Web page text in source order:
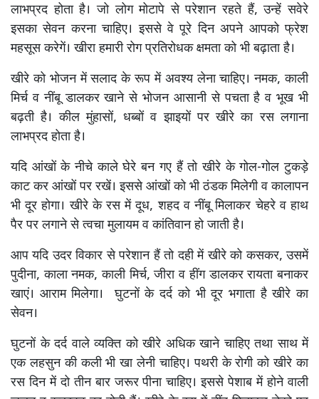
लाभप्रद होता है। जो लोग मोटापे से परेशान रहते हैं, उन्हें सवेरे
इसका सेवन करना चाहिए। इससे वे पूरे दिन अपने आपको फ्रेश
महसूस करेगें। खीरा हमारी रोग प्रतिरोधक क्षमता को भी बढ़ाता है।
खीरे को भोजन में सलाद के रूप में अवश्य लेना चाहिए। नमक, काली
मिर्च व नींबू डालकर खाने से भोजन आसानी से पचता है व भूख भी
बढ़ती है। कील मुंहासों, धब्बों व झाइयों पर खीरे का रस लगाना
लाभप्रद होता है।
यदि आंखों के नीचे काले घेरे बन गए हैं तो खीरे के गोल-गोल टुकड़े
काट कर आंखों पर रखें। इससे आंखों को भी ठंडक मिलेगी व कालापन
भी दूर होगा। खीरे के रस में दूध, शहद व नींबू मिलाकर चेहरे व हाथ
पैर पर लगाने से त्वचा मुलायम व कांतिवान हो जाती है।
आप यदि उदर विकार से परेशान हैं तो दही में खीरे को कसकर, उसमें
पुदीना, काला नमक, काली मिर्च, जीरा व हींग डालकर रायता बनाकर
खाएं। आराम मिलेगा। घुटनों के दर्द को भी दूर भगाता है खीरे का
सेवन।
घुटनों के दर्द वाले व्यक्ति को खीरे अधिक खाने चाहिए तथा साथ में
एक लहसुन की कली भी खा लेनी चाहिए। पथरी के रोगी को खीरे का
रस दिन में दो तीन बार जरूर पीना चाहिए। इससे पेशाब में होने वाली